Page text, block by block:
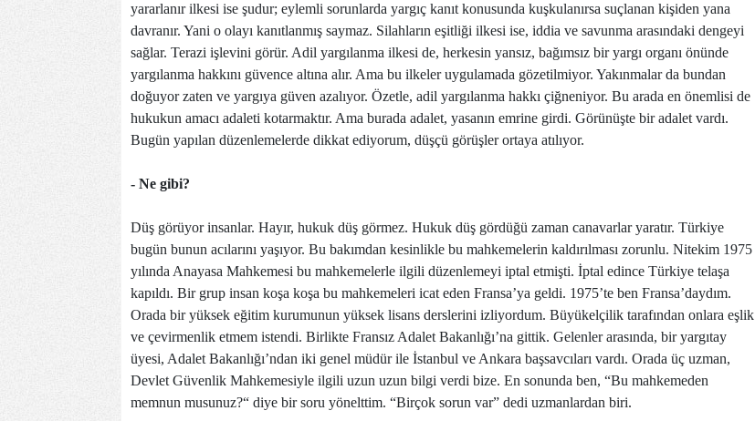
yararlanır ilkesi ise şudur; eylemli sorunlarda yargıç kanıt konusunda kuşkulanırsa suçlanan kişiden yana
davranır. Yani o olayı kanıtlanmış saymaz. Silahların eşitliği ilkesi ise, iddia ve savunma arasındaki dengeyi
sağlar. Terazi işlevini görür. Adil yargılanma ilkesi de, herkesin yansız, bağımsız bir yargı organı önünde
yargılanma hakkını güvence altına alır. Ama bu ilkeler uygulamada gözetilmiyor. Yakınmalar da bundan
doğuyor zaten ve yargıya güven azalıyor. Özetle, adil yargılanma hakkı çiğneniyor. Bu arada en önemlisi de
hukukun amacı adaleti kotarmaktır. Ama burada adalet, yasanın emrine girdi. Görünüşte bir adalet vardı.
Bugün yapılan düzenlemelerde dikkat ediyorum, düşçü görüşler ortaya atılıyor.
- Ne gibi?
Düş görüyor insanlar. Hayır, hukuk düş görmez. Hukuk düş gördüğü zaman canavarlar yaratır. Türkiye
bugün bunun acılarını yaşıyor. Bu bakımdan kesinlikle bu mahkemelerin kaldırılması zorunlu. Nitekim 1975
yılında Anayasa Mahkemesi bu mahkemelerle ilgili düzenlemeyi iptal etmişti. İptal edince Türkiye telaşa
kapıldı. Bir grup insan koşa koşa bu mahkemeleri icat eden Fransa’ya geldi. 1975’te ben Fransa’daydım.
Orada bir yüksek eğitim kurumunun yüksek lisans derslerini izliyordum. Büyükelçilik tarafından onlara eşlik
ve çevirmenlik etmem istendi. Birlikte Fransız Adalet Bakanlığı’na gittik. Gelenler arasında, bir yargıtay
üyesi, Adalet Bakanlığı’ndan iki genel müdür ile İstanbul ve Ankara başsavcıları vardı. Orada üç uzman,
Devlet Güvenlik Mahkemesiyle ilgili uzun uzun bilgi verdi bize. En sonunda ben, “Bu mahkemeden
memnun musunuz?“ diye bir soru yönelttim. “Birçok sorun var” dedi uzmanlardan biri.